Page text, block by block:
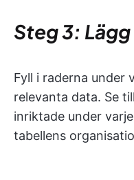
Steg 3:
Fyll i raderna under
relevanta data. Se
inriktade under
tabellens